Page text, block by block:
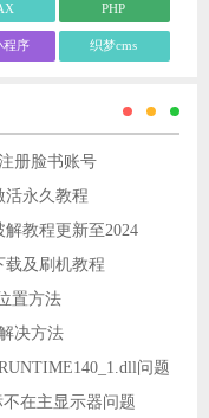
PHP
程序 织梦cms
册脸书账号
活永久教程
解教程更新至2024
载及刷机教程
置方法
决方法
问题
在主显示器问题